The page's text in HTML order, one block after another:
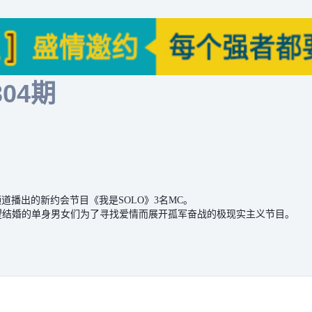
期
播出的新约会节目《我是SOLO》3名MC。
的单身男女们为了寻找爱情而展开孤军奋战的极现实主义节目。